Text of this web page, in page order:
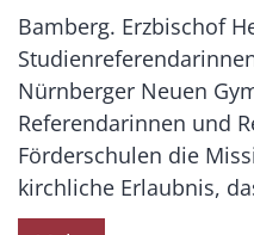
Bamberg. Erzbischof
Nürnberger Neuen
Referendarinnen und
Förderschulen die
kirchliche Erlaubnis,